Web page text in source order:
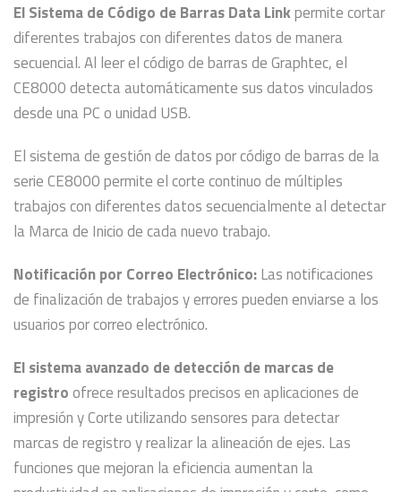
El Sistema de Código de Barras Data Linkpermite cortar
diferentes trabajos con diferentes datos de manera
secuencial. Al leer el código de barras de Graphtec, el
CE8000 detecta automáticamente sus datos vinculados
desde una PC o unidad USB.
El sistema de gestión de datos por código de barras de la
serie CE8000 permite el corte continuo de múltiples
trabajos con diferentes datos secuencialmente al detectar
la Marca de Inicio de cada nuevo trabajo.
Notificación por Correo Electrónico:Las notificaciones
de finalización de trabajos y errores pueden enviarse a los
usuarios por correo electrónico.
El sistema avanzado de detección de marcas de
registroofrece resultados precisos en aplicaciones de
impresión y Corte utilizando sensores para detectar
marcas de registro y realizar la alineación de ejes. Las
funciones que mejoran la eficiencia aumentan la